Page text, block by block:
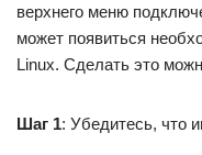
верхнего меню
может появиться
Linux. Сделать это
Шаг 1: Убедитесь, что